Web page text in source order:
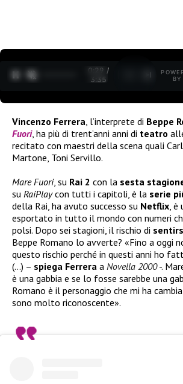
0:30 /
3:35
BY
Vincenzo Ferrera , l’interprete di Beppe
Fuori, ha più di trent’anni anni di teatro
recitato con maestri della scena quali
Martone, Toni Servillo.
Mare Fuori, su Rai 2 con la sesta
su RaiPlaycon tutti i capitoli, è la serie
della Rai, ha avuto successo su Netflix ,
esportato in tutto il mondo con numeri
polsi. Dopo sei stagioni, il rischio di
Beppe Romano lo avverte? «Fino a oggi
questo rischio perché in questi anni ho
(…) – spiega Ferrera a Novella 2000-.
è una gabbia e se lo fosse sarebbe una
Romano è il personaggio che mi ha
sono molto riconoscente».